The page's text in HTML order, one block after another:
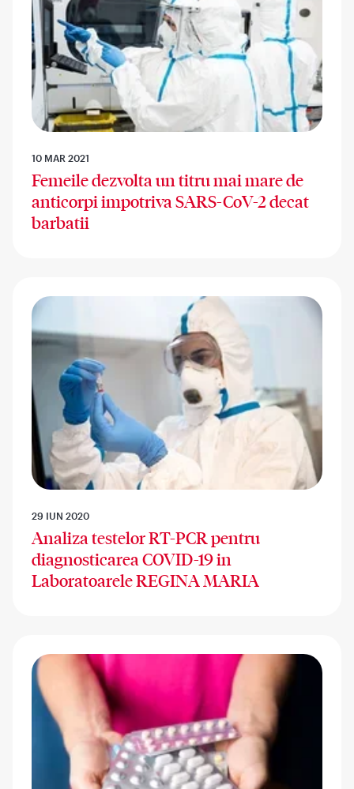
10 MAR 2021
Femeile dezvolta un titru mai mare de
anticorpi impotriva SARS-CoV-2 decat
barbatii
29 IUN 2020
Analiza testelor RT-PCR pentru
diagnosticarea COVID-19 in
Laboratoarele REGINA MARIA